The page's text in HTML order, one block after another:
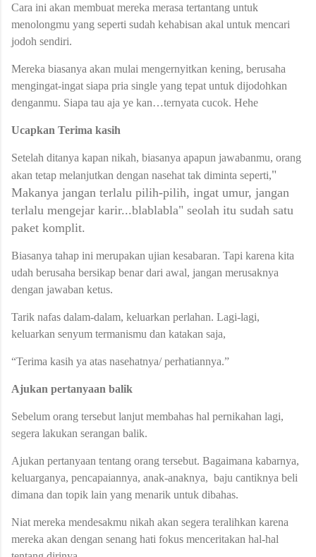
Cara ini akan membuat mereka merasa tertantang untuk
menolongmu yang seperti sudah kehabisan akal untuk mencari
jodoh sendiri.
Mereka biasanya akan mulai mengernyitkan kening, berusaha
mengingat-ingat siapa pria single yang tepat untuk dijodohkan
denganmu. Siapa tau aja ye kan…ternyata cucok. Hehe
Ucapkan Terima kasih
Setelah ditanya kapan nikah, biasanya apapun jawabanmu, orang
akan tetap melanjutkan dengan nasehat tak diminta seperti,"
Makanya jangan terlalu pilih-pilih, ingat umur, jangan
terlalu mengejar karir...blablabla" seolah itu sudah satu
paket komplit.
Biasanya tahap ini merupakan ujian kesabaran. Tapi karena kita
udah berusaha bersikap benar dari awal, jangan merusaknya
dengan jawaban ketus.
Tarik nafas dalam-dalam, keluarkan perlahan. Lagi-lagi,
keluarkan senyum termanismu dan katakan saja,
“Terima kasih ya atas nasehatnya/ perhatiannya.”
Ajukan pertanyaan balik
Sebelum orang tersebut lanjut membahas hal pernikahan lagi,
segera lakukan serangan balik.
Ajukan pertanyaan tentang orang tersebut. Bagaimana kabarnya,
keluarganya, pencapaiannya, anak-anaknya, baju cantiknya beli
dimana dan topik lain yang menarik untuk dibahas.
Niat mereka mendesakmu nikah akan segera teralihkan karena
mereka akan dengan senang hati fokus menceritakan hal-hal